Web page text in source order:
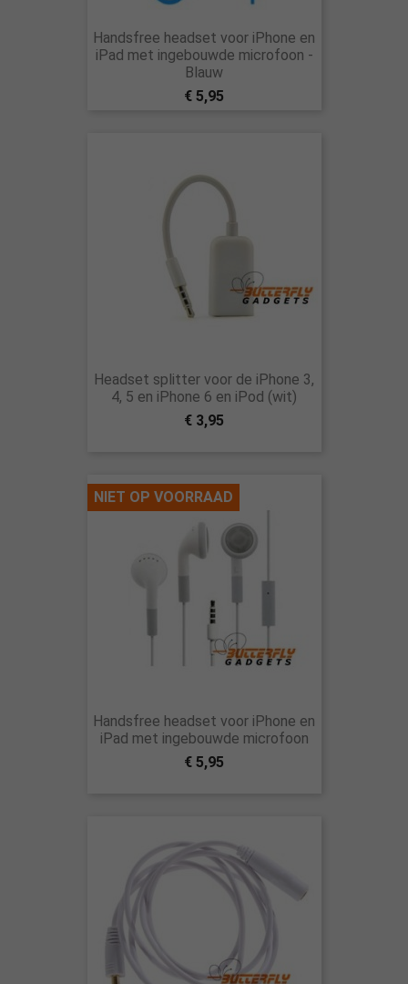
Handsfree headset voor iPhone en
iPad met ingebouwde microfoon -
Blauw
€ 5,95
Headset splitter voor de iPhone 3,
4, 5 en iPhone 6 en iPod (wit)
€ 3,95
Handsfree headset voor iPhone en
iPad met ingebouwde microfoon
€ 5,95
NIET OP VOORRAAD